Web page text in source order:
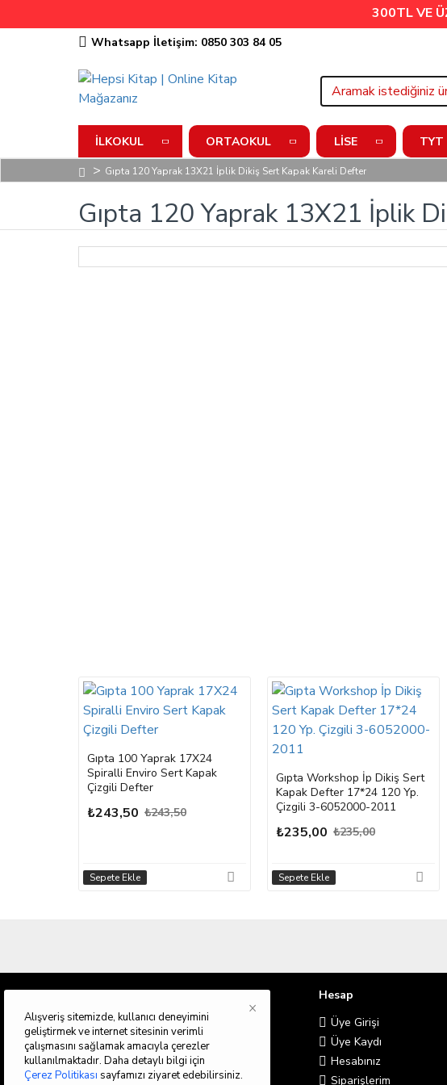
300TL VE
Whatsapp İletişim: 0850 303 84 05
İLKOKUL ORTAOKUL LISE TYT
Gıpta 120 Yaprak 13X21 İplik Dikiş Sert Kapak Kareli Defter
Gıpta 120 Yaprak 13X21 İplik
Gıpta 100 Yaprak 17X24
Spiralli Enviro Sert Kapak
Çizgili Defter
₺243,50 ₺243,50
Sepete Ekle
Gıpta Workshop İp Dikiş Sert
Kapak Defter 17*24 120 Yp.
Çizgili 3-6052000-2011
₺235,00 ₺235,00
Sepete Ekle
Bilgilendirme
Hakkımızda
Teslimat Bilgileri
Gizlilik İlkeleri
Şartlar & Koşullar
Hesap
Üye Girişi
Üye Kaydı
Hesabınız
Siparişlerim
Alışveriş sitemizde, kullanıcı deneyimini
geliştirmek ve internet sitesinin verimli
çalışmasını sağlamak amacıyla çerezler
kullanılmaktadır. Daha detaylı bilgi için
Çerez Politikası sayfamızı ziyaret edebilirsiniz.
×